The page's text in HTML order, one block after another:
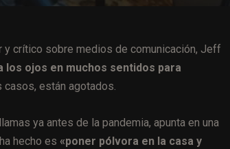
y crítico sobre medios de comunicación, Jeff
los ojos en muchos sentidos para
están agotados.
ya antes de la pandemia, apunta en una
hecho es «poner pólvora en la casa y